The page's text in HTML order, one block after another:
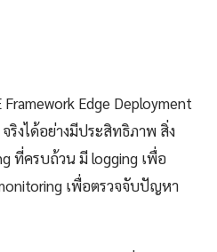
Framework Edge Deployment
ริงได้อย่างมีประสิทธิภาพ สิ่ง
ที่ครบถ้วน มี logging เพื่อ
เพื่อตรวจจับปัญหา